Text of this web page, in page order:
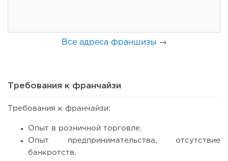
129
модели производства...
Все адреса франшизы →
Требования к франчайзи
Требования к франчайзи:
Опыт в розничной торговле.
Опыт предпринимательства, отсутствие
банкротств.